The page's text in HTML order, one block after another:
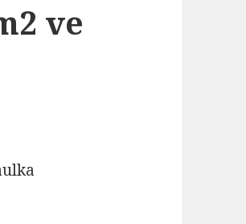
ve